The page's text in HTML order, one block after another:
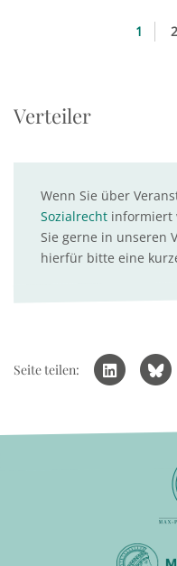
1 2
Verteiler
Wenn Sie über
Sozialrecht informiert
Sie gerne in unseren
hierfür bitte eine
Seite teilen: